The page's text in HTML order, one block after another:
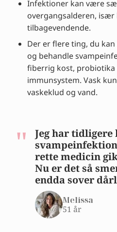
Infektioner kan være
overgangsalderen, især
tilbagevendende.
Der er flere ting, du
og behandle
fiberrig kost,
immunsystem. Vask
vaskeklud og vand.
Jeg har tidligere
rette medicin
Nu er det så
endda sover
Melissa
51 år